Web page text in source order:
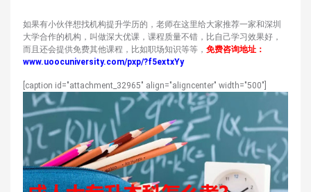
如果有小伙伴想找机构提升学历的，老师在这里给大家推荐一家和深圳
大学合作的机构，叫做深大优课，课程质量不错，比自己学习效果好，
而且还会提供免费其他课程，比如职场知识等等， 免费咨询地址：
www.uoocuniversity.com/pxp/?f5extxYy
[caption id="attachment_32965" align="aligncenter" width="500"]